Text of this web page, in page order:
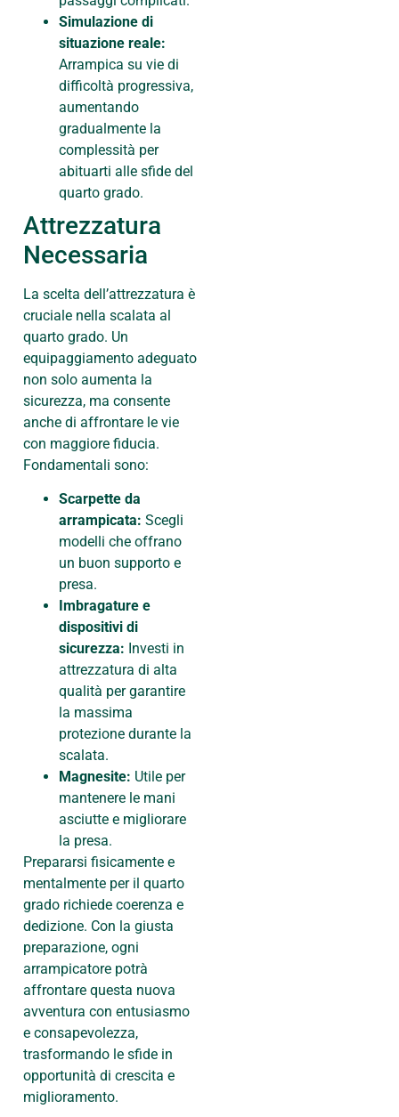
Simulazione di
situazione reale:
Arrampica su vie di
difficoltà progressiva,
aumentando
gradualmente la
complessità per
abituarti alle sfide del
quarto grado.
Attrezzatura
Necessaria
La scelta dell’attrezzatura è
cruciale nella scalata al
quarto grado. Un
equipaggiamento adeguato
non solo aumenta la
sicurezza, ma consente
anche di affrontare le vie
con maggiore fiducia.
Fondamentali sono:
Scarpette da
arrampicata: Scegli
modelli che offrano
un buon supporto e
presa.
Imbragature e
dispositivi di
sicurezza: Investi in
attrezzatura di alta
qualità per garantire
la massima
protezione durante la
scalata.
Magnesite: Utile per
mantenere le mani
asciutte e migliorare
la presa.
Prepararsi fisicamente e
mentalmente per il quarto
grado richiede coerenza e
dedizione. Con la giusta
preparazione, ogni
arrampicatore potrà
affrontare questa nuova
avventura con entusiasmo
e consapevolezza,
trasformando le sfide in
opportunità di crescita e
miglioramento.